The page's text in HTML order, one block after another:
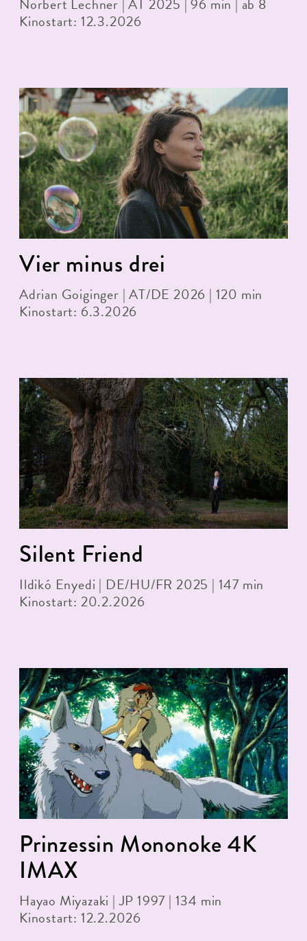
Norbert Lechner | AT 2025 | 96 min | ab 8
Kinostart: 12.3.2026
Vier minus drei
Adrian Goiginger | AT/DE 2026 | 120 min
Kinostart: 6.3.2026
Silent Friend
Ildikó Enyedi | DE/HU/FR 2025 | 147 min
Kinostart: 20.2.2026
Prinzessin Mononoke 4K
IMAX
Hayao Miyazaki | JP 1997 | 134 min
Kinostart: 12.2.2026